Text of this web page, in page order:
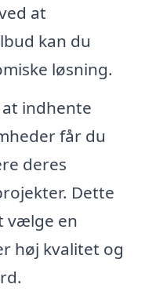
at
kan du
løsning.
at indhente
får du
deres
Dette
vælge en
høj kvalitet og